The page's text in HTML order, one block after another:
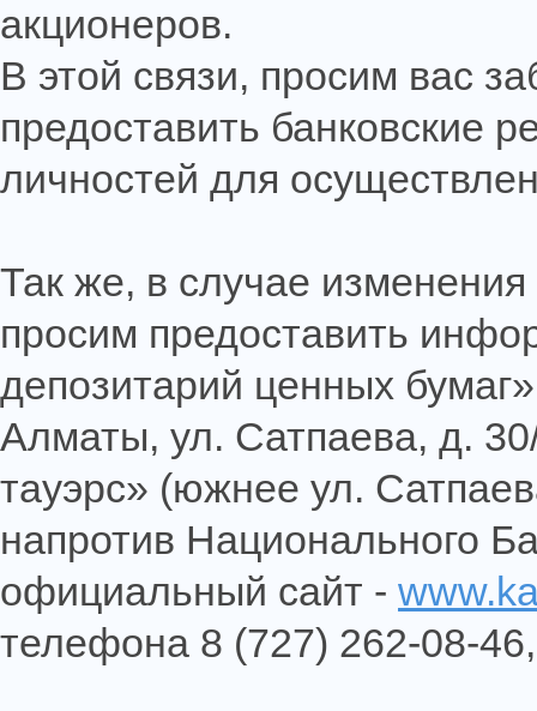
акционеров.
В этой связи, просим вас
предоставить банковские
личностей для
Так же, в случае
просим предоставить
депозитарий ценных
Алматы, ул. Сатпаева, д.
тауэрс» (южнее ул.
напротив Национального
официальный сайт -
телефона 8 (727) 262-08-